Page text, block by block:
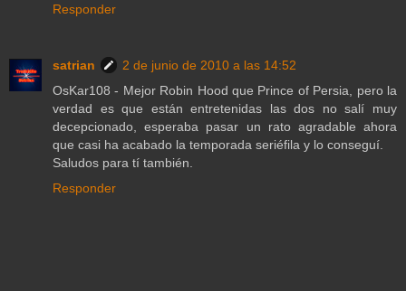
Responder
satrian
2 de junio de 2010 a las 14:52
OsKar108 - Mejor Robin Hood que Prince of Persia, pero la
verdad es que están entretenidas las dos no salí muy
decepcionado, esperaba pasar un rato agradable ahora
que casi ha acabado la temporada seriéfila y lo conseguí.
Saludos para tí también.
Responder